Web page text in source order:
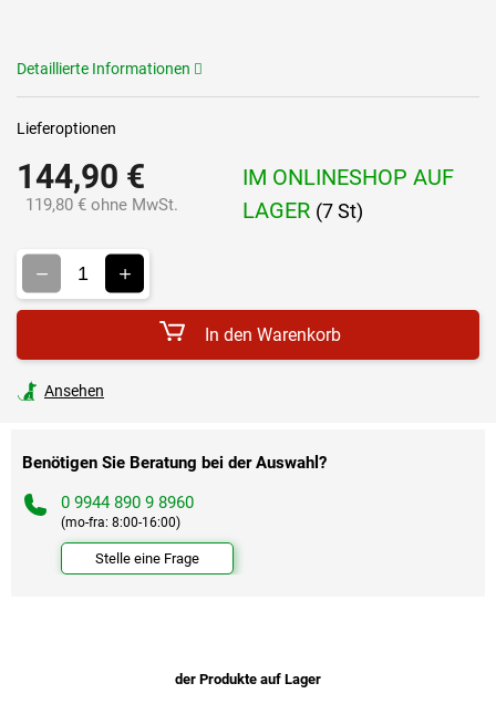
144,90 €
119,80 € ohne MwSt.
IM ONLINESHOP AUF
LAGER (7 St)
Lieferoptionen
In den Warenkorb
Detaillierte Informationen
Ansehen
Benötigen Sie Beratung bei der Auswahl?
0 9944 890 9 8960
(mo-fra: 8:00-16:00)
Stelle eine Frage
der Produkte auf Lager